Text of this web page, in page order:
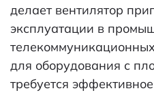
делает вентилятор
эксплуатации в
для оборудования с
требуется